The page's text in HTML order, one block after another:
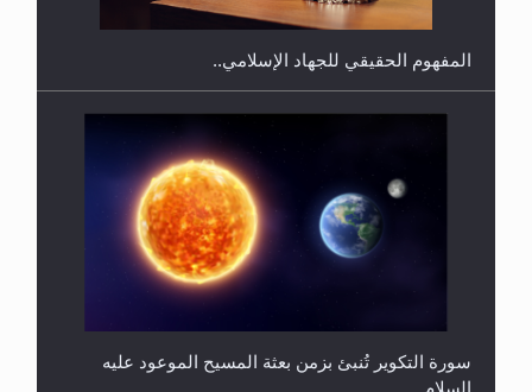
المفهوم الحقيقي للجهاد الإسلامي..
سورة التكوير تُنبئ بزمن بعثة المسيح الموعود عليه
السلام